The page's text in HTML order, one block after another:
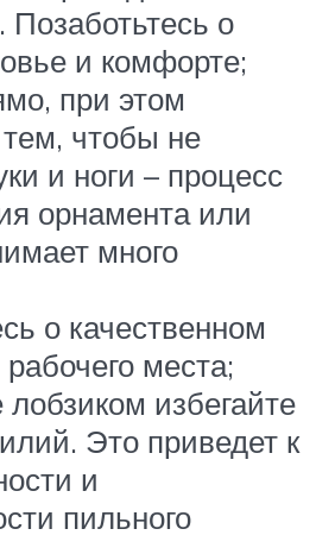
Позаботьтесь о
и комфорте;
при этом
чтобы не
и ноги – процесс
орнамента или
много
о качественном
места;
избегайте
Это приведет к
и
пильного